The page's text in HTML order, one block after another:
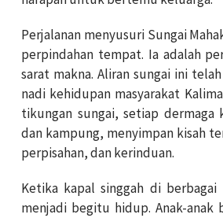
Perjalanan menyusuri Sungai
perpindahan tempat. Ia adalah
sarat makna. Aliran sungai ini
nadi kehidupan masyarakat
tikungan sungai, setiap dermaga
dan kampung, menyimpan kisah
perpisahan, dan kerinduan.
Ketika kapal singgah di berbagai
menjadi begitu hidup. Anak-anak